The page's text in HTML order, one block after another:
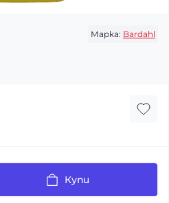
Марка: Bardahl
Купи